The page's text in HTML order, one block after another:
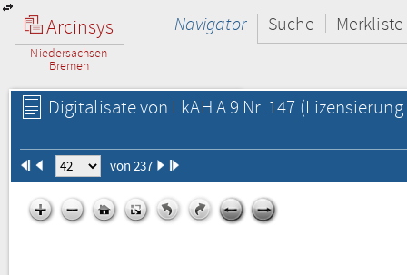
Arcinsys
Niedersachsen
Bremen
Navigator Suche Merkliste
Digitalisate von LkAH A 9 Nr. 147
von 237